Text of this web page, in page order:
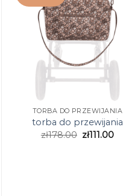
TORBA DO PRZEWIJANIA
torba do przewijania
zł178.00 zł111.00